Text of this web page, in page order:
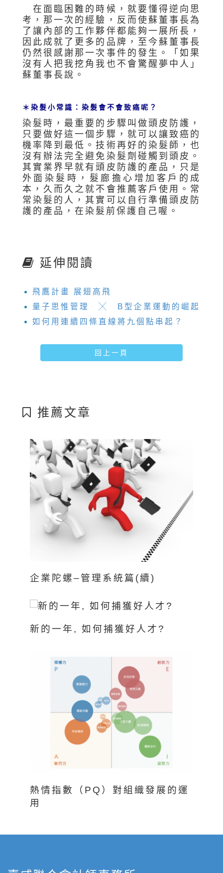
在面臨困難的時候，就要懂得逆向思
考，那一次的經驗，反而使蘇董事長為
了讓內部的工作夥伴都能夠一展所長，
因此成就了更多的品牌，至今蘇董事長
仍然很感謝那一次事件的發生。「如果
沒有人把我挖角我也不會驚醒夢中人」
蘇董事長說。
＊染髮小常識：染髮會不會致癌呢？
染髮時，最重要的步驟叫做頭皮防護，
只要做好這一個步驟，就可以讓致癌的
機率降到最低。技術再好的染髮師，也
沒有辦法完全避免染髮劑碰觸到頭皮。
其實業界早就有頭皮防護的產品，只是
外面染髮時，髮廊擔心增加客戶的成
本，久而久之就不會推薦客戶使用。 常
常染髮的人，其實可以自行準備頭皮防
護的產品，在染髮前保護自己喔。
延伸閱讀
飛鷹計畫 展翅高飛
量子思惟管理 ╳ B型企業運動的崛起
如何用連續四條直線將九個點串起？
回上一頁
推薦文章
企業陀螺–管理系統篇(續)
新的一年, 如何捕獲好人才?
熱情指數（PQ）對組織發展的運
用